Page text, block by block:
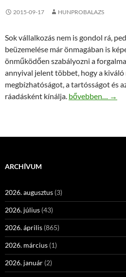
2015-09-17 HUNPROBALAZS
Sok vállalkozás nem is gondol rá,
beüzemelése már önmagában is
önműködően szabályozni a
annyival jelent többet, hogy a kiváló
megbízhatóságot, a tartósságot és
ráadásként kínálja. Ditec sorompó
bővebben… →
ARCHÍVUM
2026. augusztus (3)
2026. július (43)
2026. április (865)
2026. március (1)
2026. január (2)